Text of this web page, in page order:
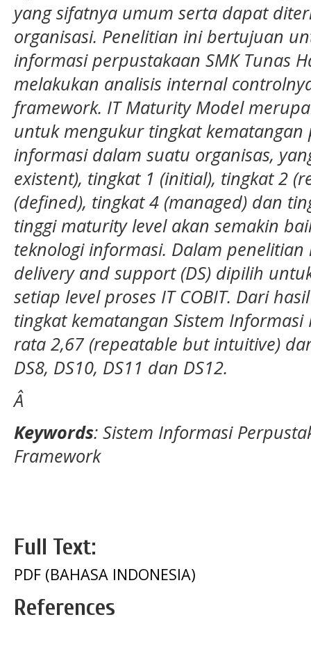
yang sifatnya umum serta dapat
organisasi. Penelitian ini bertujuan
informasi perpustakaan SMK Tunas
melakukan analisis internal
framework. IT Maturity Model
untuk mengukur tingkat kematangan
informasi dalam suatu organisas,
existent), tingkat 1 (initial), tingkat 2
(defined), tingkat 4 (managed) dan
tinggi maturity level akan semakin
teknologi informasi. Dalam
delivery and support (DS) dipilih
setiap level proses IT COBIT. Dari
tingkat kematangan Sistem
rata 2,67 (repeatable but intuitive)
DS8, DS10, DS11 dan DS12.
Â
Keywords: Sistem Informasi
Framework
Full Text:
PDF (BAHASA INDONESIA)
References